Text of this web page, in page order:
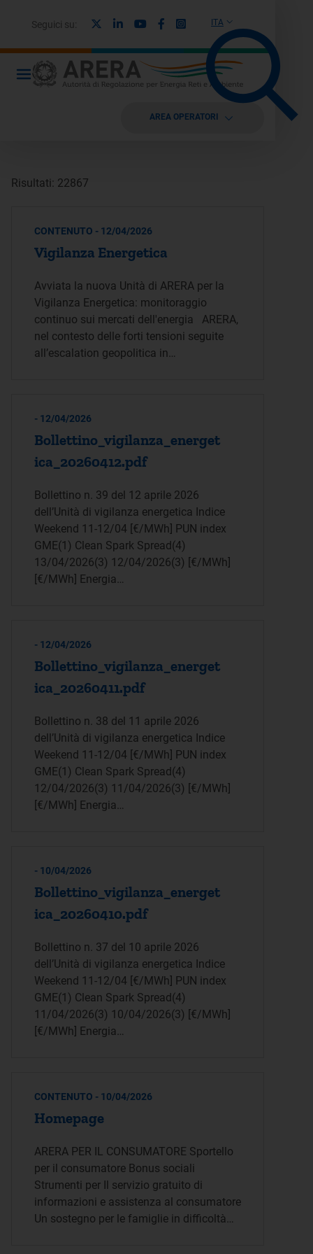
ITA
Seguici su: LinkedinYoutubeFacebook
Instagram
AREA OPERATORI
Risultati: 22867
CONTENUTO - 12/04/2026
Vigilanza Energetica
Avviata la nuova Unità di ARERA per la
Vigilanza Energetica: monitoraggio
continuo sui mercati dell'energia ARERA,
nel contesto delle forti tensioni seguite
all’escalation geopolitica in…
- 12/04/2026
Bollettino_vigilanza_energet
ica_20260412.pdf
Bollettino n. 39 del 12 aprile 2026
dell’Unità di vigilanza energetica Indice
Weekend 11-12/04 [€/MWh] PUN index
GME(1) Clean Spark Spread(4)
13/04/2026(3) 12/04/2026(3) [€/MWh]
[€/MWh] Energia…
- 12/04/2026
Bollettino_vigilanza_energet
ica_20260411.pdf
Bollettino n. 38 del 11 aprile 2026
dell’Unità di vigilanza energetica Indice
Weekend 11-12/04 [€/MWh] PUN index
GME(1) Clean Spark Spread(4)
12/04/2026(3) 11/04/2026(3) [€/MWh]
[€/MWh] Energia…
- 10/04/2026
Bollettino_vigilanza_energet
ica_20260410.pdf
Bollettino n. 37 del 10 aprile 2026
dell’Unità di vigilanza energetica Indice
Weekend 11-12/04 [€/MWh] PUN index
GME(1) Clean Spark Spread(4)
11/04/2026(3) 10/04/2026(3) [€/MWh]
[€/MWh] Energia…
CONTENUTO - 10/04/2026
Homepage
ARERA PER IL CONSUMATORE Sportello
per il consumatore Bonus sociali
Strumenti per Il servizio gratuito di
informazioni e assistenza al consumatore
Un sostegno per le famiglie in difficoltà…